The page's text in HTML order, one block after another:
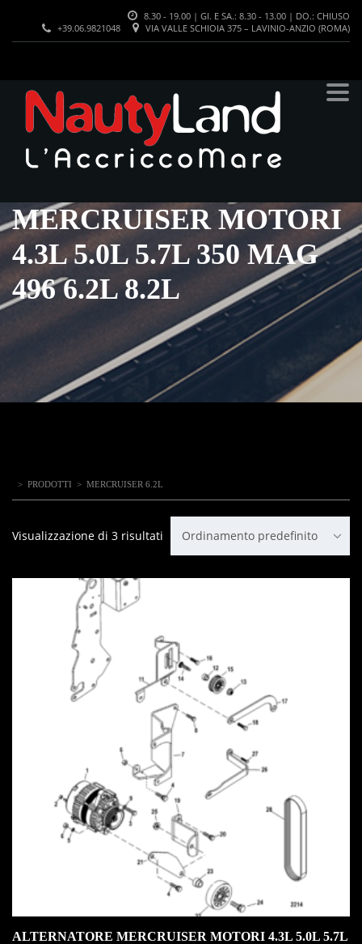
8.30 - 19.00 | GI. E SA.: 8.30 - 13.00 | DO.: CHIUSO
VIA VALLE SCHIOIA 375 – LAVINIO-ANZIO (ROMA)
+39.06.9821048
MERCRUISER MOTORI
4.3L 5.0L 5.7L 350 MAG
496 6.2L 8.2L
> PRODOTTI > MERCRUISER 6.2L
Visualizzazione di 3 risultati Ordinamento predefinito
ALTERNATORE MERCRUISER MOTORI 4.3L 5.0L 5.7L